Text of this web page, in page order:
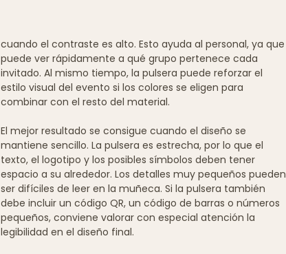
cuando el contraste es alto. Esto ayuda al personal, ya que
puede ver rápidamente a qué grupo pertenece cada
invitado. Al mismo tiempo, la pulsera puede reforzar el
estilo visual del evento si los colores se eligen para
combinar con el resto del material.
El mejor resultado se consigue cuando el diseño se
mantiene sencillo. La pulsera es estrecha, por lo que el
texto, el logotipo y los posibles símbolos deben tener
espacio a su alrededor. Los detalles muy pequeños pueden
ser difíciles de leer en la muñeca. Si la pulsera también
debe incluir un código QR, un código de barras o números
pequeños, conviene valorar con especial atención la
legibilidad en el diseño final.